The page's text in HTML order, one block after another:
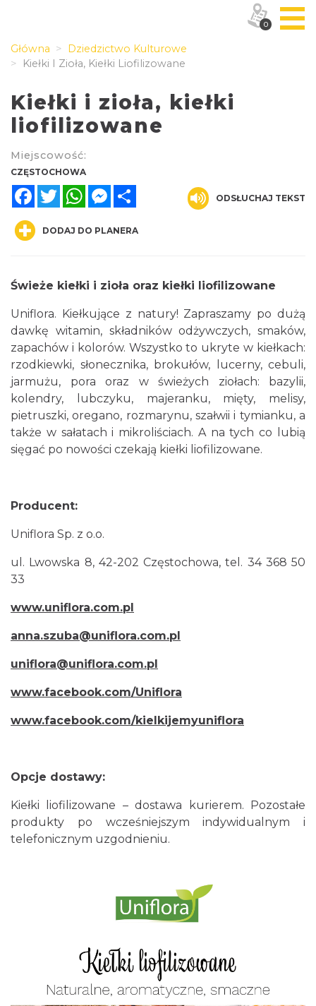
Główna
Dziedzictwo Kulturowe
Kiełki I Zioła, Kiełki Liofilizowane
Kiełki i zioła, kiełki
liofilizowane
Miejscowość:
CZĘSTOCHOWA
FacebookTwitterWhatsAppMessenger
ODSŁUCHAJ TEKST
DODAJ DO PLANERA
Świeże kiełki i zioła oraz kiełki liofilizowane
Uniflora. Kiełkujące z natury! Zapraszamy po dużą
dawkę witamin, składników odżywczych, smaków,
zapachów i kolorów. Wszystko to ukryte w kiełkach:
rzodkiewki, słonecznika, brokułów, lucerny, cebuli,
jarmużu, pora oraz w świeżych ziołach: bazylii,
kolendry, lubczyku, majeranku, mięty, melisy,
pietruszki, oregano, rozmarynu, szałwii i tymianku, a
także w sałatach i mikroliściach. A na tych co lubią
sięgać po nowości czekają kiełki liofilizowane.
Producent:
Uniflora Sp. z o.o.
ul. Lwowska 8, 42-202 Częstochowa, tel. 34 368 50
33
www.uniflora.com.pl
anna.szuba@uniflora.com.pl
uniflora@uniflora.com.pl
www.facebook.com/Uniflora
www.facebook.com/kielkijemyuniflora
Opcje dostawy:
Kiełki liofilizowane – dostawa kurierem. Pozostałe
produkty po wcześniejszym indywidualnym i
telefonicznym uzgodnieniu.
0